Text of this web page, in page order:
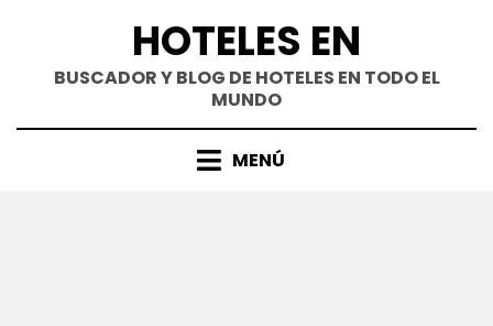
contenido
HOTELES EN
BUSCADOR Y BLOG DE HOTELES EN TODO EL
MUNDO
MENÚ